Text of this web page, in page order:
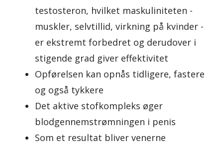
testosteron, hvilket maskuliniteten -
muskler, selvtillid, virkning på kvinder -
er ekstremt forbedret og derudover i
stigende grad giver effektivitet
Opførelsen kan opnås tidligere, fastere
og også tykkere
Det aktive stofkompleks øger
blodgennemstrømningen i penis
Som et resultat bliver venerne